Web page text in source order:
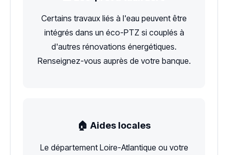
Certains travaux liés à l'eau peuvent être
intégrés dans un éco-PTZ si couplés à
d'autres rénovations énergétiques.
Renseignez-vous auprès de votre banque.
🏠 Aides locales
Le département Loire-Atlantique ou votre